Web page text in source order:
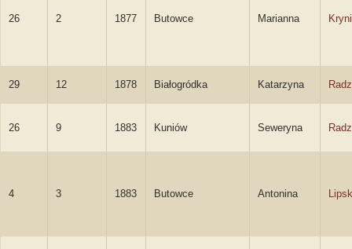
26 2 1877 Butowce Marianna
29 12 1878 Białogródka Katarzyna
26 9 1883 Kuniów Seweryna
4 3 1883 Butowce Antonina